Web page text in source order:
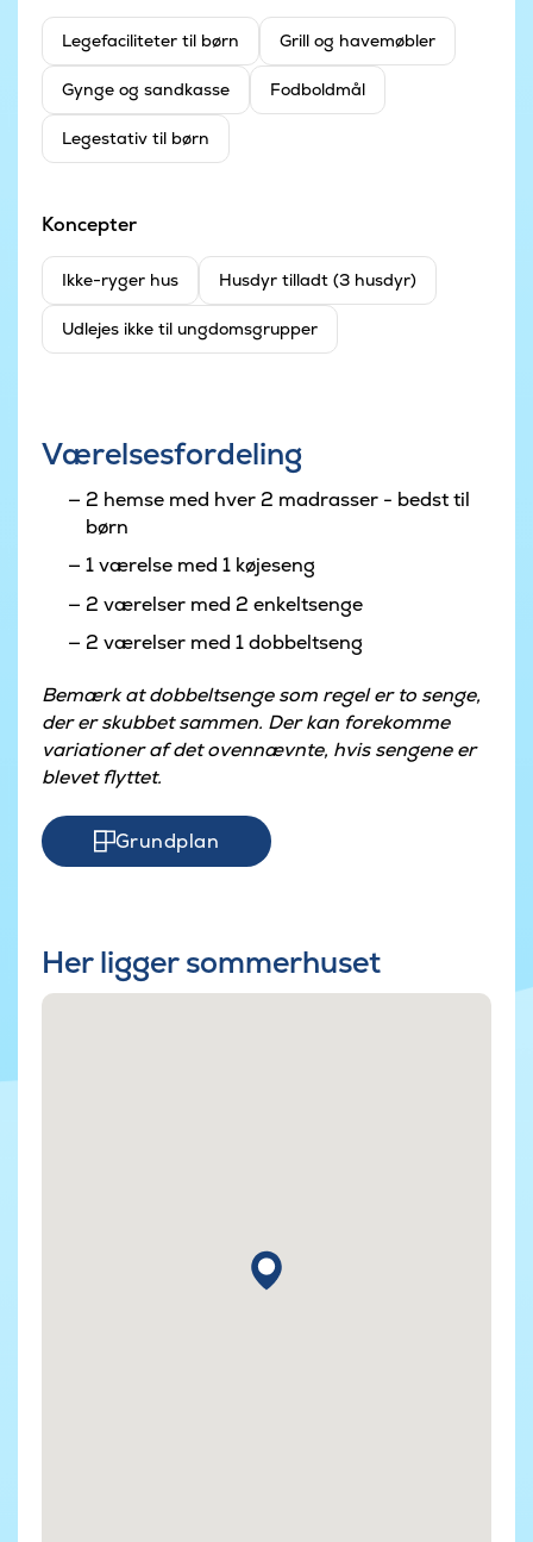
Legefaciliteter til børn Grill og havemøbler
Gynge og sandkasse Fodboldmål
Legestativ til børn
Koncepter
Ikke-ryger hus Husdyr tilladt (3 husdyr)
Udlejes ikke til ungdomsgrupper
Værelsesfordeling
2 hemse med hver 2 madrasser - bedst til
børn
1 værelse med 1 køjeseng
2 værelser med 2 enkeltsenge
2 værelser med 1 dobbeltseng
Bemærk at dobbeltsenge som regel er to senge,
der er skubbet sammen. Der kan forekomme
variationer af det ovennævnte, hvis sengene er
blevet flyttet.
Grundplan
Her ligger sommerhuset